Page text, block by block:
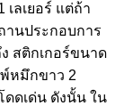
ลเยอร์ แต่ถ้า
านประกอบการ
สติกเกอร์ขนาด
หมึกขาว 2
ดดเด่น ดังนั้น ใน